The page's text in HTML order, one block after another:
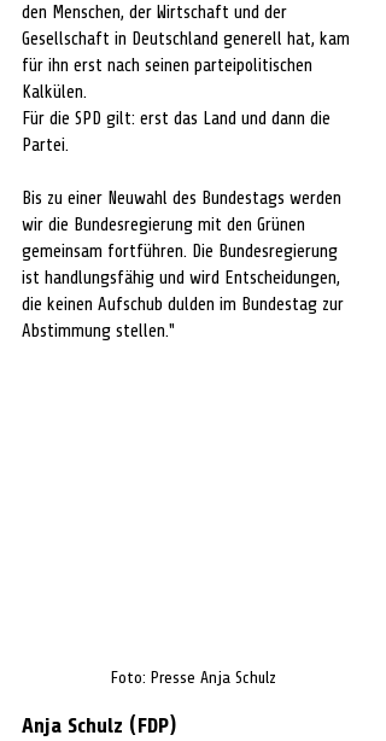
den Menschen, der Wirtschaft und der
Gesellschaft in Deutschland generell hat, kam
für ihn erst nach seinen parteipolitischen
Kalkülen.
Für die SPD gilt: erst das Land und dann die
Partei.
Bis zu einer Neuwahl des Bundestags werden
wir die Bundesregierung mit den Grünen
gemeinsam fortführen. Die Bundesregierung
ist handlungsfähig und wird Entscheidungen,
die keinen Aufschub dulden im Bundestag zur
Abstimmung stellen."
Foto: Presse Anja Schulz
Anja Schulz (FDP)